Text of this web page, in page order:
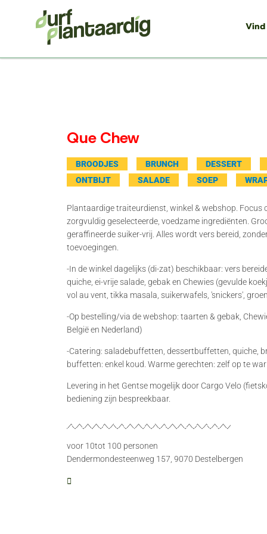
Vind
Que Chew
BROODJES BRUNCH
DESSERT
ONTBIJT
SALADE SOEP
Plantaardige traiteurdienst, winkel & webshop. Focus
zorgvuldig geselecteerde, voedzame ingrediënten.
geraffineerde suiker-vrij. Alles wordt vers bereid,
toevoegingen.
-In de winkel dagelijks (di-zat) beschikbaar: vers
quiche, ei-vrije salade, gebak en Chewies (gevulde
vol au vent, tikka masala, suikerwafels, 'snickers',
-Op bestelling/via de webshop: taarten & gebak,
België en Nederland)
-Catering: saladebuffetten, dessertbuffetten, quiche,
buffetten: enkel koud. Warme gerechten: zelf op te
Levering in het Gentse mogelijk door Cargo Velo
bediening zijn bespreekbaar.
voor 10tot 100 personen
Dendermondesteenweg 157, 9070 Destelbergen